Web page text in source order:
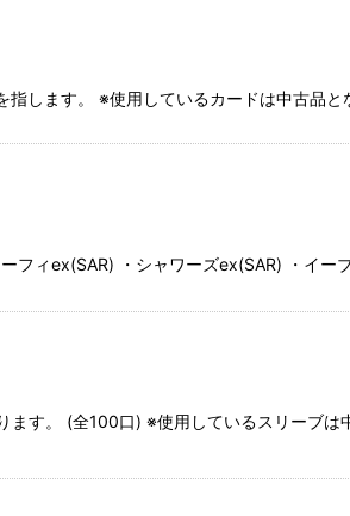
指します。 ※使用しているカードは中古品
フィex(SAR) ・シャワーズex(SAR) ・イー
す。 (全100口) ※使用しているスリーブ